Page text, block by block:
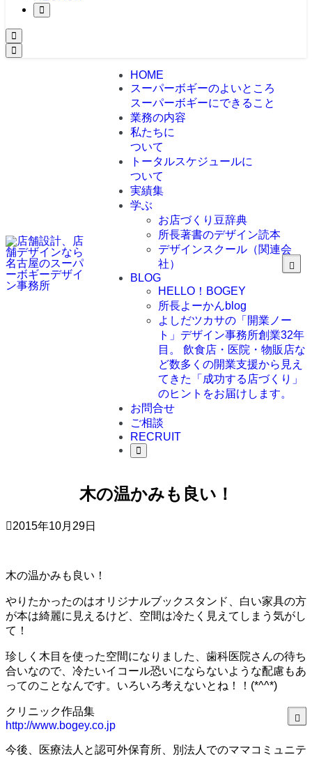
HOME
スーパーボギーのよいところ
スーパーボギーにできること
業務の内容
私たちに
ついて
トータルスケジュールに
ついて
実績集
学ぶ
お店づくり豆辞典
所長著書のデザイン読本
デザインスクール（関連会
社）
BLOG
HELLO！BOGEY
所長よーかんblog
よしだツカサの「開業ノー
ト」 デザイン事務所創業32年
目。 飲食店・医院・物販店な
ど数多くの開業支援から見え
てきた「成功する店づくり」
のヒントをお届けします。
お問合せ
ご相談
RECRUIT
木の温かみも良い！
2015年10月29日
木の温かみも良い！
やりたかったのはオリジナルブックスタンド、白い家具の方
が本は綺麗に見えるけど、空間は冷たく見えてしまう気がし
て！
珍しく木目を使った空間になりました、歯科医院さんの待ち
合いなので、冷たいイコール恐いにならないような配慮もあ
ってのことなんです。いろいろ考えないとね！！(*^^*)
クリニック作品集
http://www.bogey.co.jp
今後、医療法人と認可外保育所、別法人でのママコミュニテ